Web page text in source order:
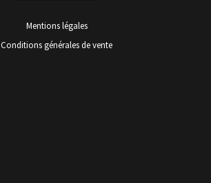
Mentions légales
Conditions générales de vente